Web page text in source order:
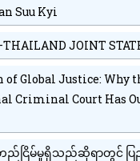
Suu Kyi
JOINT
Global Justice: Why
Criminal Court Has
ည်ငြိမ်မှုရှိသည်ဆိုရာတွင် ပ